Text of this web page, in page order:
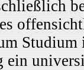
Studium